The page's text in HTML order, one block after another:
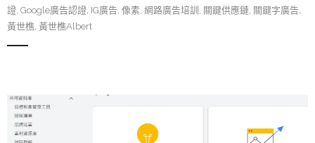
證 Google廣告認證 IG廣告 像素 網路廣告培訓 關鍵供應鏈 關鍵字廣告
黃世樵 黃世樵Albert